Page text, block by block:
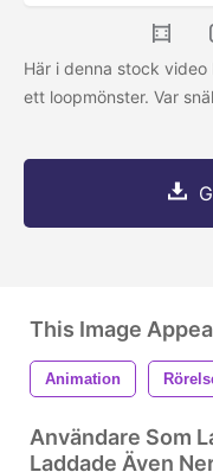
Här i denna stock
ett loopmönster. Var
This Image
Animation
Användare Som
Laddade Även